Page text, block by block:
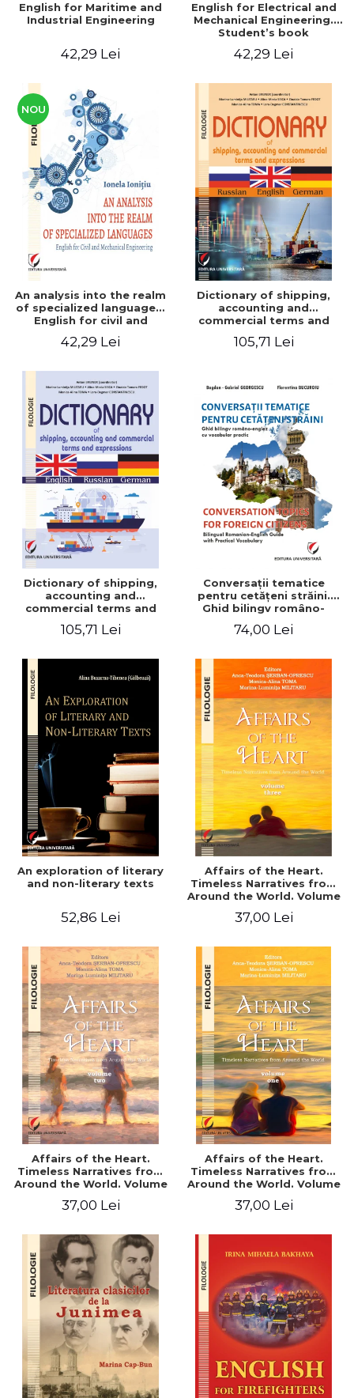
English for Maritime and
Industrial Engineering
42,29 Lei
English for Electrical and
Mechanical Engineering.
Student’s book
42,29 Lei
NOU
An analysis into the realm
of specialized languages.
English for civil and
42,29 Lei
Dictionary of shipping,
accounting and
commercial terms and
English-German
105,71 Lei
Dictionary of shipping,
accounting and
commercial terms and
Russian – German
105,71 Lei
Conversaţii tematice
pentru cetăţeni străini.
Ghid bilingv româno-
practic/Conversation
Bilingual Romanian-English
guide with practical
vocabulary
74,00 Lei
An exploration of literary
and non-literary texts
52,86 Lei
Affairs of the Heart.
Timeless Narratives from
Around the World. Volume
37,00 Lei
Affairs of the Heart.
Timeless Narratives from
Around the World. Volume
37,00 Lei
Affairs of the Heart.
Timeless Narratives from
Around the World. Volume
37,00 Lei